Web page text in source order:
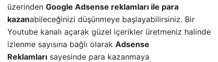
üzerinden Google Adsense reklamları ile para
kazanabileceğinizi düşünmeye başlayabilirsiniz. Bir
Youtube kanalı açarak güzel içerikler üretmeniz halinde
izlenme sayısına bağlı olarak Adsense
Reklamları sayesinde para kazanmaya